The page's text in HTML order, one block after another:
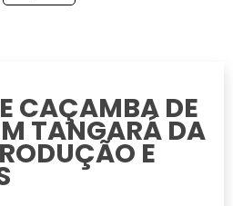
CAÇAMBA DE
TANGARÁ DA
E